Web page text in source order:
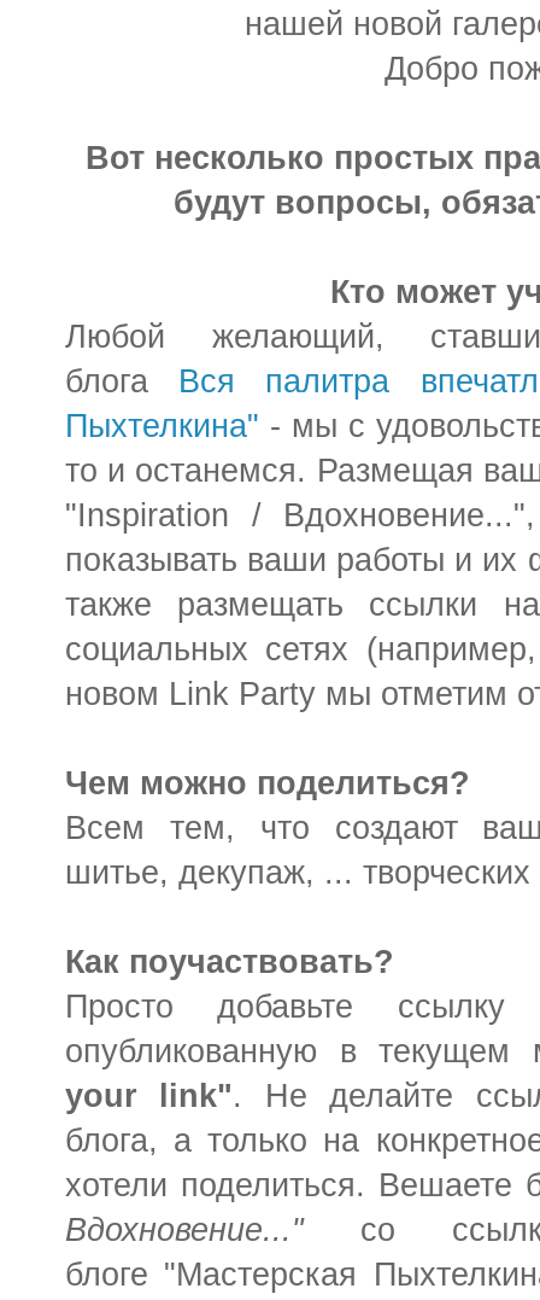
нашей новой
Добро
Вот несколько простых
будут вопросы,
Кто может
Любой желающий,
блога Вся палитра
Пыхтелкина" - мы с
то и останемся. Размещая
"Inspiration /
показывать ваши работы и их
также размещать ссылки
социальных сетях
новом Link Party мы отметим
Чем можно поделиться?
Всем тем, что создают
шитье, декупаж, ...
Как поучаствовать?
Просто добавьте
опубликованную в
your link". Не делайте
блога, а только на
хотели поделиться. Вешаете
Вдохновение..."со
блоге "Мастерская